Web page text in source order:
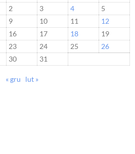
2 3 4
5
9 10 11
12
16 17 18
19
23 24 25
26
30 31
« gru lut »